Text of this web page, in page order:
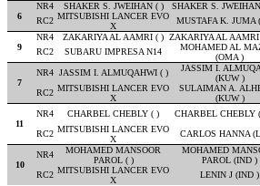
6
NR4 SHAKER S. JWEIHAN ( )
SHAKER S.
RC2 MITSUBISHI LANCER EVO
X
MUSTAFA K. JUMA
9
NR4 ZAKARIYA AL AAMRI ( ) ZAKARIYA AL
RC2
SUBARU IMPRESA N14
MOHAMED AL
(OMA )
7
NR4 JASSIM I. ALMUQAHWI ( )
JASSIM I.
(KUW )
RC2 MITSUBISHI LANCER EVO
X
SULAIMAN A.
(KUW )
11
NR4 CHARBEL CHEBLY ( )
CHARBEL CHEBLY
RC2 MITSUBISHI LANCER EVO
X
CARLOS HANNA
10
NR4
MOHAMED MANSOOR
PAROL ( )
MOHAMED
PAROL (IND )
RC2 MITSUBISHI LANCER EVO
X
LENIN J (IND )